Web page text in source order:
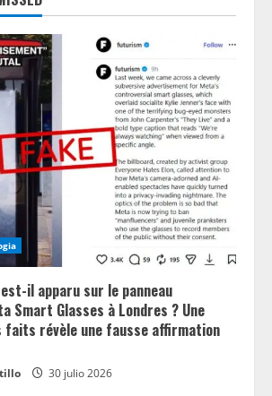
il apparu sur le panneau
Smart Glasses à Londres ? Une
révèle une fausse affirmation
30 julio 2026